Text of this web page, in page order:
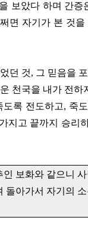
보았다 하며 간증
면 자기가 본 것
던 것, 그 믿음을
천국을 내가 전하
록 전도하고, 죽
지고 끝까지 승리
인 보화와 같으니
돌아가서 자기의